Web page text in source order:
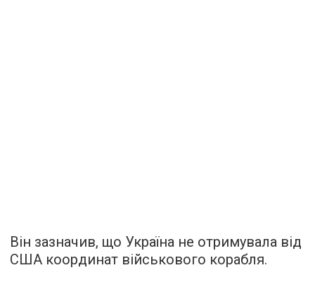
Він зазначив, що Україна не отримувала від
США координат військового корабля.